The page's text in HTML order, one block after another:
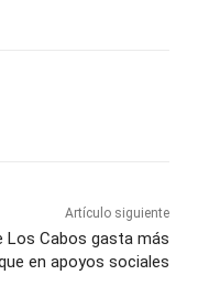
Artículo siguiente
Los Cabos gasta más
en apoyos sociales